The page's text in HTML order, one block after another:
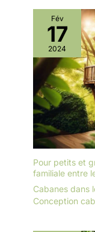
Fév
17
2024
Pour petits et
familiale entre
Cabanes dans
Conception